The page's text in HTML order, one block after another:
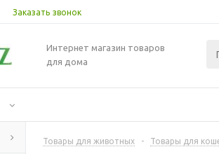
Заказать звонок
Интернет магазин товаров
для дома
Товары для животных - Товары для